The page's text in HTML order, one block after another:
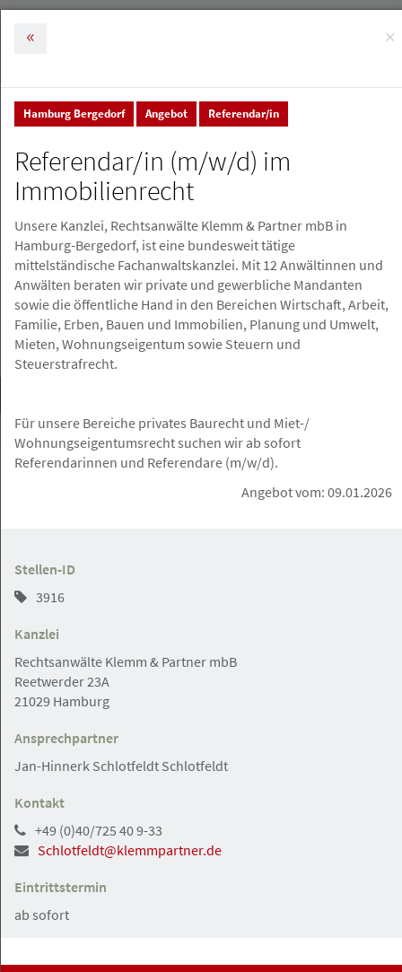
Stellenmarkt & Anzeigen Stellenanzeigen
Stellenanzeigen
Stellenanzeige erstellen
Juristische Fallbearbeitung/Zuarbeit
für Rechtsanwälte
Hamburg, Berlin, Frankfurt a.M, Nürnberg
außergerichtliche Schadenregulierung
im Bereich Sachversicherung /
Regressbearbeitung
×
Hamburg Bergedorf Angebot Referendar/in
Referendar/in (m/w/d) im
Immobilienrecht
Unsere Kanzlei, Rechtsanwälte Klemm & Partner mbB in
Hamburg-Bergedorf, ist eine bundesweit tätige
mittelständische Fachanwaltskanzlei. Mit 12 Anwältinnen und
Anwälten beraten wir private und gewerbliche Mandanten
sowie die öffentliche Hand in den Bereichen Wirtschaft, Arbeit,
Familie, Erben, Bauen und Immobilien, Planung und Umwelt,
Mieten, Wohnungseigentum sowie Steuern und
Steuerstrafrecht.
Für unsere Bereiche privates Baurecht und Miet-/
Wohnungseigentumsrecht suchen wir ab sofort
Referendarinnen und Referendare (m/w/d).
Angebot vom: 09.01.2026
Stellen-ID
3916
Kanzlei
Rechtsanwälte Klemm & Partner mbB
Reetwerder 23A
21029 Hamburg
Ansprechpartner
Jan-Hinnerk Schlotfeldt Schlotfeldt
Kontakt
+49 (0)40/725 40 9-33
Schlotfeldt@klemmpartner.de
Eintrittstermin
ab sofort